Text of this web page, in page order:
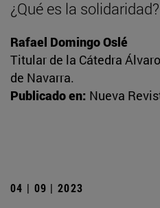
¿Qué es la solidaridad?
Rafael Domingo Oslé
Titular de la Cátedra
de Navarra.
Publicado en: Nueva
04 | 09 | 2023